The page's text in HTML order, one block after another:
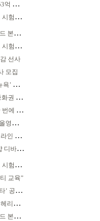
부
허용
수상
허용
선사
모집
여
강화
케어
정
확대
문 1위
허용
교육”
주최
담아
수상